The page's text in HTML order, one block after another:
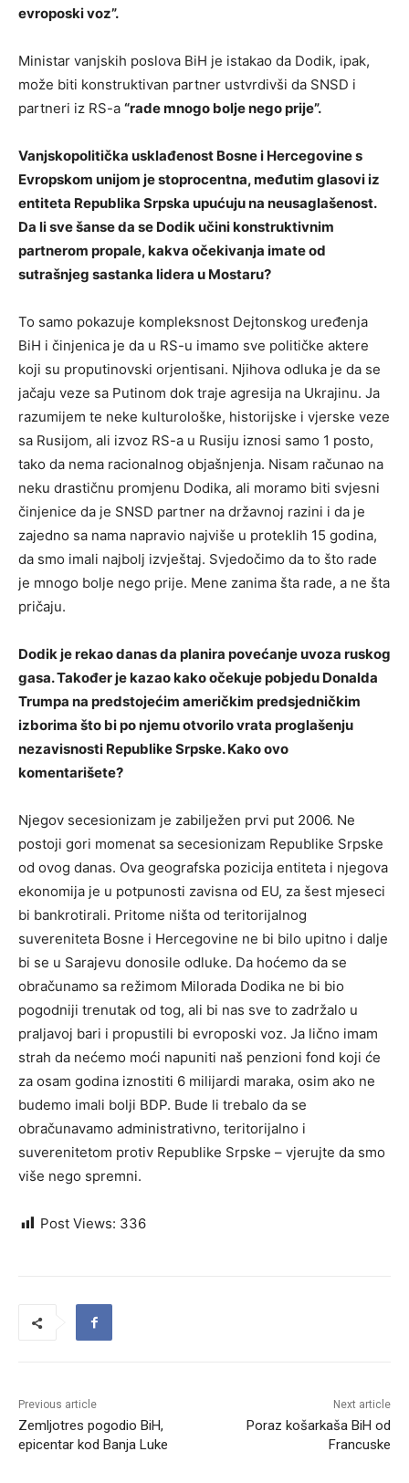
evroposki voz”.
Ministar vanjskih poslova BiH je istakao da Dodik, ipak,
može biti konstruktivan partner ustvrdivši da SNSD i
partneri iz RS-a “rade mnogo bolje nego prije”.
Vanjskopolitička usklađenost Bosne i Hercegovine s
Evropskom unijom je stoprocentna, međutim glasovi iz
entiteta Republika Srpska upućuju na neusaglašenost.
Da li sve šanse da se Dodik učini konstruktivnim
partnerom propale, kakva očekivanja imate od
sutrašnjeg sastanka lidera u Mostaru?
To samo pokazuje kompleksnost Dejtonskog uređenja
BiH i činjenica je da u RS-u imamo sve političke aktere
koji su proputinovski orjentisani. Njihova odluka je da se
jačaju veze sa Putinom dok traje agresija na Ukrajinu. Ja
razumijem te neke kulturološke, historijske i vjerske veze
sa Rusijom, ali izvoz RS-a u Rusiju iznosi samo 1 posto,
tako da nema racionalnog objašnjenja. Nisam računao na
neku drastičnu promjenu Dodika, ali moramo biti svjesni
činjenice da je SNSD partner na državnoj razini i da je
zajedno sa nama napravio najviše u proteklih 15 godina,
da smo imali najbolj izvještaj. Svjedočimo da to što rade
je mnogo bolje nego prije. Mene zanima šta rade, a ne šta
pričaju.
Dodik je rekao danas da planira povećanje uvoza ruskog
gasa. Također je kazao kako očekuje pobjedu Donalda
Trumpa na predstojećim američkim predsjedničkim
izborima što bi po njemu otvorilo vrata proglašenju
nezavisnosti Republike Srpske. Kako ovo
komentarišete?
Njegov secesionizam je zabilježen prvi put 2006. Ne
postoji gori momenat sa secesionizam Republike Srpske
od ovog danas. Ova geografska pozicija entiteta i njegova
ekonomija je u potpunosti zavisna od EU, za šest mjeseci
bi bankrotirali. Pritome ništa od teritorijalnog
suvereniteta Bosne i Hercegovine ne bi bilo upitno i dalje
bi se u Sarajevu donosile odluke. Da hoćemo da se
obračunamo sa režimom Milorada Dodika ne bi bio
pogodniji trenutak od tog, ali bi nas sve to zadržalo u
praljavoj bari i propustili bi evroposki voz. Ja lično imam
strah da nećemo moći napuniti naš penzioni fond koji će
za osam godina iznostiti 6 milijardi maraka, osim ako ne
budemo imali bolji BDP. Bude li trebalo da se
obračunavamo administrativno, teritorijalno i
suverenitetom protiv Republike Srpske – vjerujte da smo
više nego spremni.
Post Views: 336
Previous article
Zemljotres pogodio BiH,
epicentar kod Banja Luke
Next article
Poraz košarkaša BiH od
Francuske